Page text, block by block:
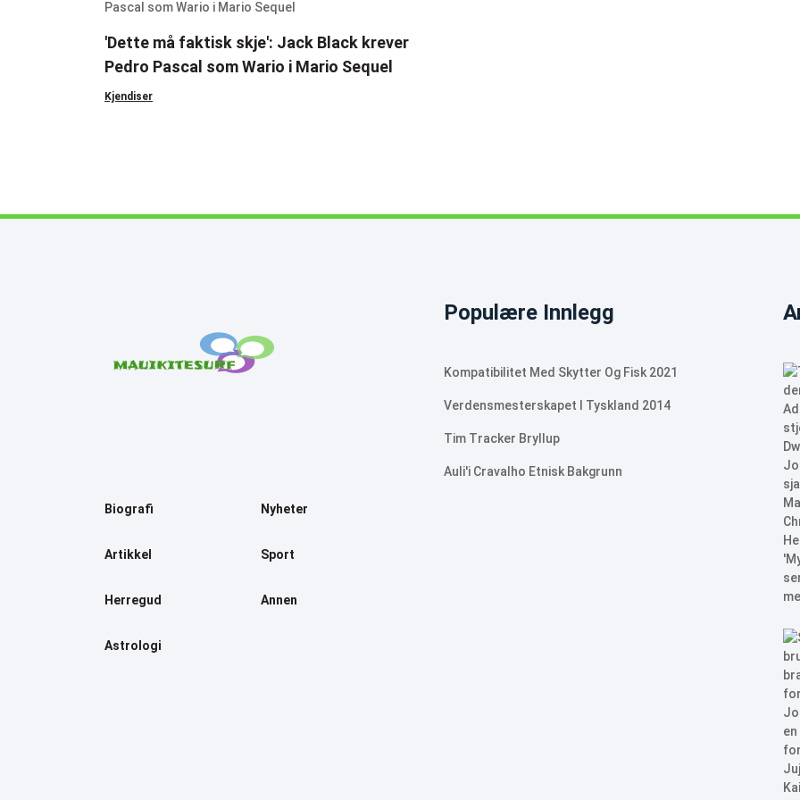
'Dette må faktisk skje': Jack Black krever
Pedro Pascal som Wario i Mario Sequel
Kjendiser
Biografi Nyheter
Artikkel Sport
Herregud Annen
Astrologi
Populære Innlegg
Kompatibilitet Med Skytter Og Fisk 2021
Verdensmesterskapet I Tyskland 2014
Tim Tracker Bryllup
Auli'i Cravalho Etnisk Bakgrunn